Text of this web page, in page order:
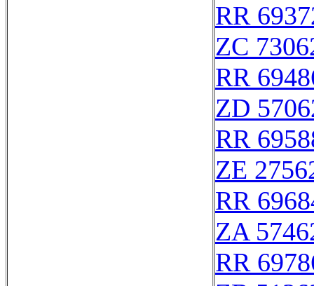
RR
ZC
RR
ZD
RR
ZE
RR
ZA
RR